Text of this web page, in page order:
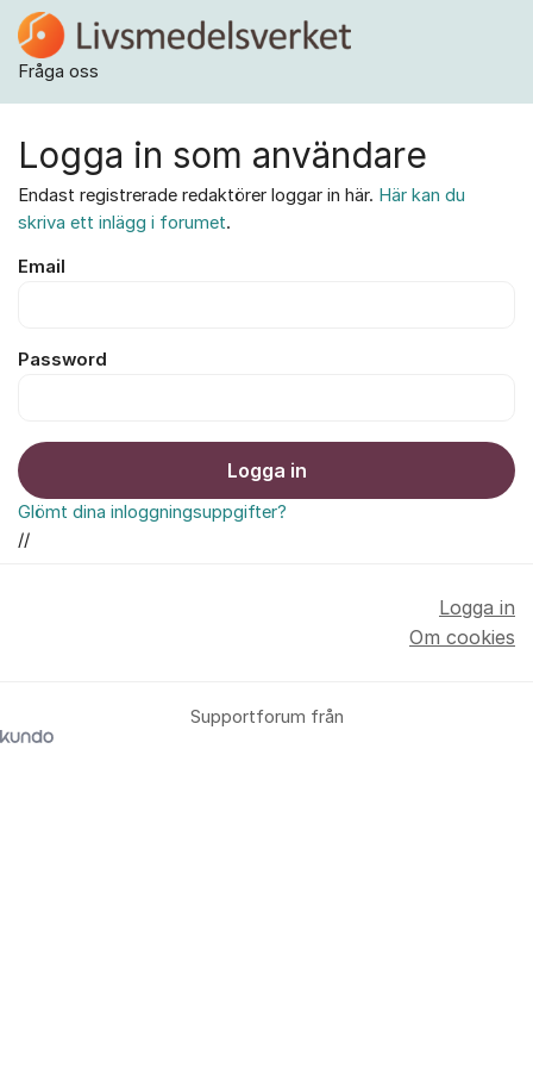
Hoppa till innehåll
Fråga oss
Logga in som användare
Endast registrerade redaktörer loggar in här. Här kan du
skriva ett inlägg i forumet.
Email
Password
Logga in
Glömt dina inloggningsuppgifter?
//
Supportforum från
Logga in
Om cookies